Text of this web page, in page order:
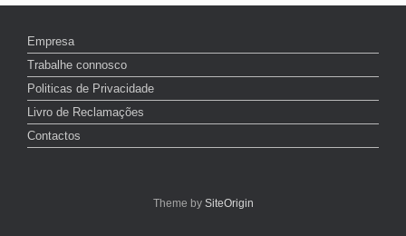
Empresa
Trabalhe connosco
Politicas de Privacidade
Livro de Reclamações
Contactos
Theme by SiteOrigin